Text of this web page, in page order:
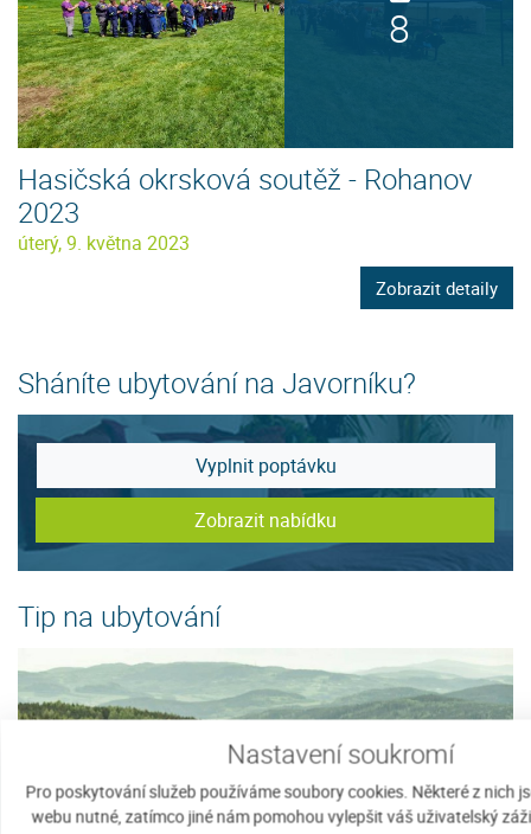
Nastavení soukromí
Pro poskytování služeb používáme soubory cookies. Některé z nich
webu nutné, zatímco jiné nám pomohou vylepšit váš uživatelský
8
Hasičská okrsková soutěž - Rohanov
2023
úterý, 9. května 2023
Zobrazit detaily
Sháníte ubytování na Javorníku?
Vyplnit poptávku
Zobrazit nabídku
Tip na ubytování